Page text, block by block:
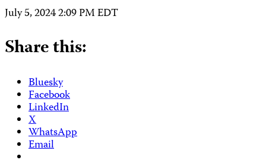
July 5, 2024 2:09 PM EDT
Share this:
Bluesky
Facebook
LinkedIn
X
WhatsApp
Email